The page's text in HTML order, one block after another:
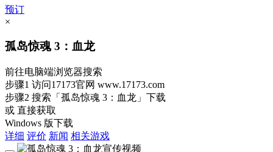
预订
×
孤岛惊魂 3：血龙
前往电脑端浏览器搜索
步骤1 访问17173官网 www.17173.com
步骤2 搜索 「孤岛惊魂 3：血龙」 下载
或 直接获取
Windows 版下载
详细 评价 新闻 相关游戏